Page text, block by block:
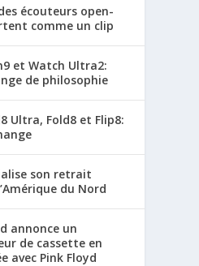
écouteurs open-
comme un clip
et Watch Ultra2:
de philosophie
Ultra, Fold8 et Flip8:
son retrait
du Nord
annonce un
de cassette en
avec Pink Floyd